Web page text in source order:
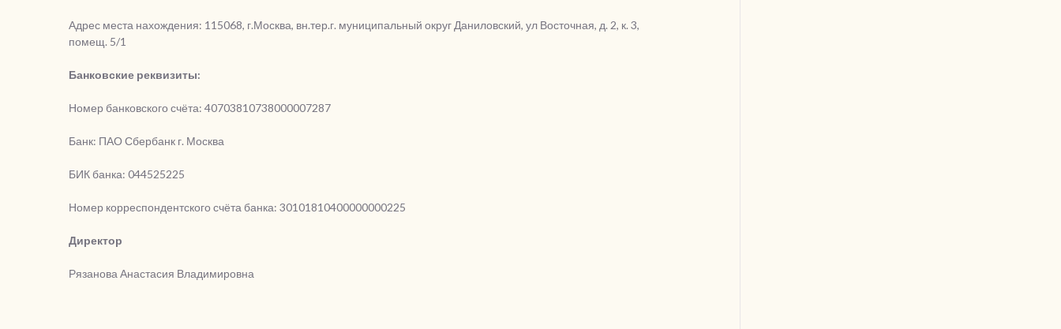
Адрес места нахождения: 115068, г.Москва, вн.тер.г. муниципальный округ Даниловский, ул Восточная, д. 2, к. 3,
помещ. 5/1
Банковские реквизиты:
Номер банковского счёта: 40703810738000007287
Банк: ПАО Сбербанк г. Москва
БИК банка: 044525225
Номер корреспондентского счёта банка: 30101810400000000225
Директор
Рязанова Анастасия Владимировна